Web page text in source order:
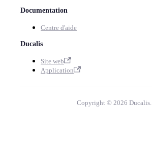
Documentation
Centre d'aide
Ducalis
Site web
Application
Copyright © 2026 Ducalis.